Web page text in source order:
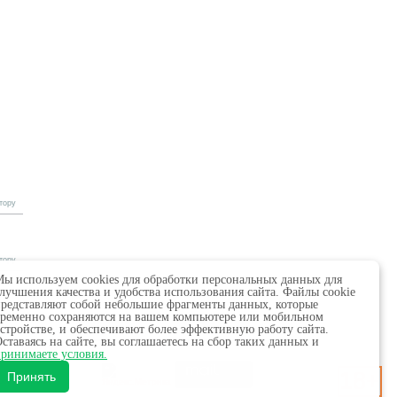
в сфере связи,
используем cookies для обработки персональных данных для
качества и удобства использования сайта. Файлы cookie
собой небольшие фрагменты данных, которые
сохраняются на вашем компьютере или мобильном
и обеспечивают более эффективную работу сайта.
на сайте, вы соглашаетесь на сбор таких данных и
условия.
Принять